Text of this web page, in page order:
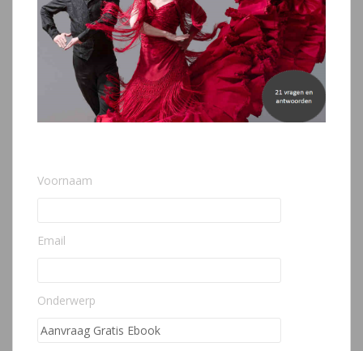
Voornaam
Email
Onderwerp